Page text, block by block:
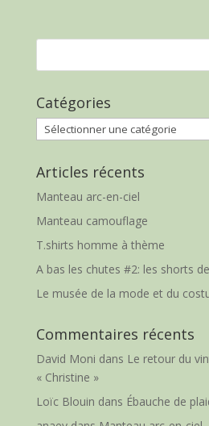
Catégories
Catégories
Articles récents
Manteau arc-en-ciel
Manteau camouflage
T.shirts homme à thème
A bas les chutes #2: les shorts de
Le musée de la mode et du
Commentaires récents
David Moni dans Le retour du
« Christine »
Loïc Blouin dans Ébauche de